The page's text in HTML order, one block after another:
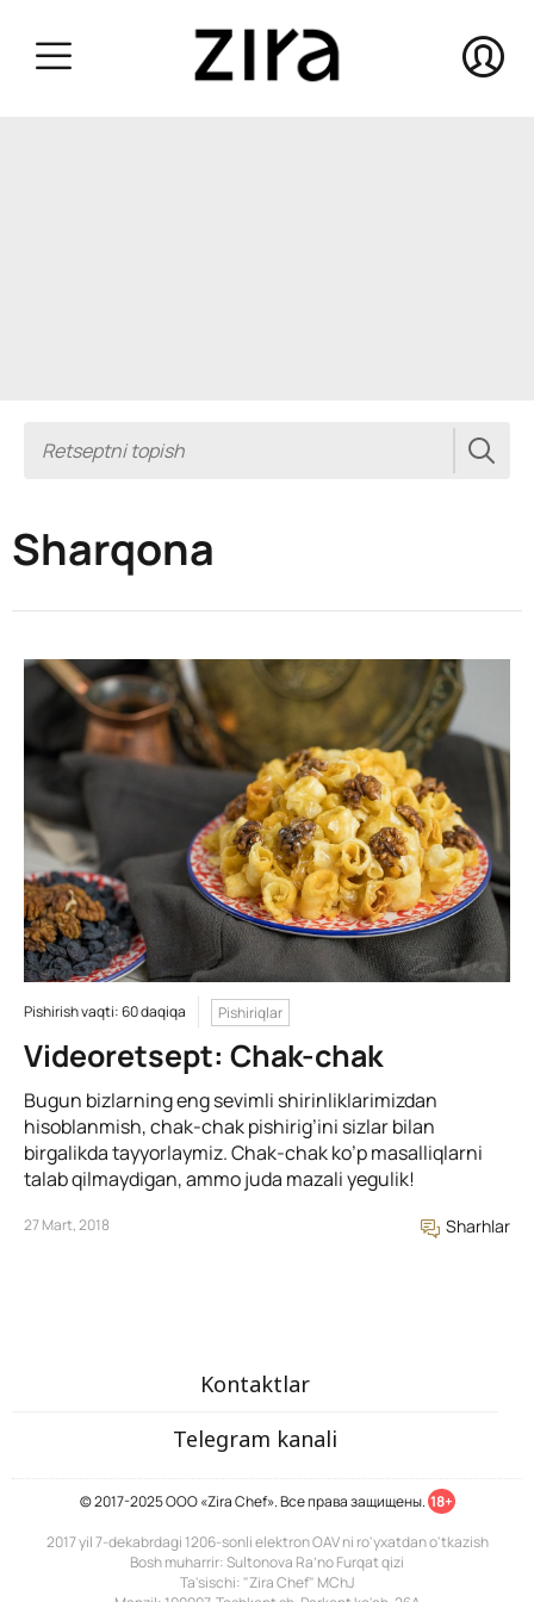
Sharqona
Pishirish vaqti: 60 daqiqa Pishiriqlar
Videoretsept: Chak-chak
Bugun bizlarning eng sevimli shirinliklarimizdan
hisoblanmish, chak-chak pishirig’ini sizlar bilan
birgalikda tayyorlaymiz. Chak-chak ko’p masalliqlarni
talab qilmaydigan, ammo juda mazali yegulik!
27 Mart, 2018 Sharhlar
Kontaktlar
Telegram kanali
© 2017-2025 ООО «Zira Chef». Все права защищены. 18+
2017 yil 7-dekabrdagi 1206-sonli elektron OAV ni ro'yxatdan o'tkazish
Bosh muharrir: Sultonova Ra’no Furqat qizi
Ta'sischi: "Zira Chef" MChJ